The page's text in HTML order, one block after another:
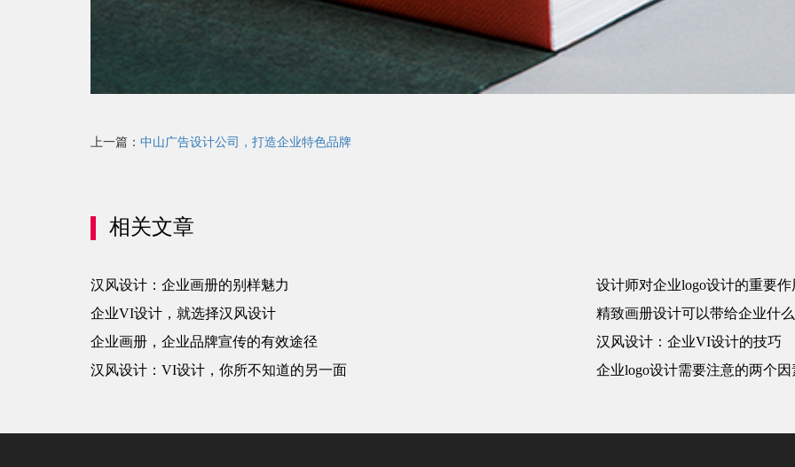
上一篇： 中山广告设计公司，打造企业特色品牌
相关文章
汉风设计：企业画册的别样魅力
设计师对企业logo设计的重要作
企业VI设计，就选择汉风设计
精致画册设计可以带给企业什
企业画册，企业品牌宣传的有效途径
汉风设计：企业VI设计的技巧
汉风设计：VI设计，你所不知道的另一面
企业logo设计需要注意的两个因